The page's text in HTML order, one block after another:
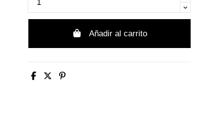
Añadir al carrito